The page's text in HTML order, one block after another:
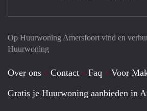
Op Huurwoning Amersfoort vind en
Huurwoning
Over ons Contact Faq
Voor
Gratis je Huurwoning aanbieden in